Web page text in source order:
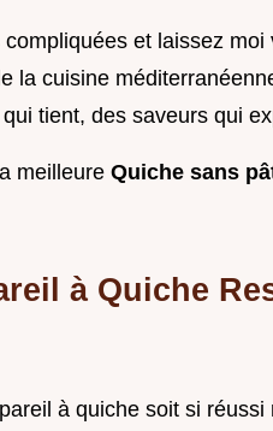
et laissez
la cuisine
tient, des saveurs qui
meilleure Quiche sans
à Quiche
à quiche soit si